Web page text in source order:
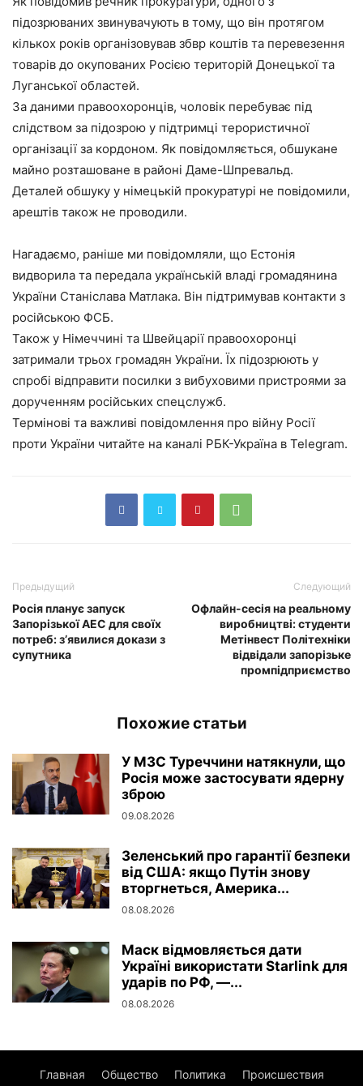
підозрюваних звинувачують в тому, що він протягом
кількох років організовував збвр коштів та перевезення
товарів до окупованих Росією територій Донецької та
Луганської областей.
За даними правоохоронців, чоловік перебуває під
слідством за підозрою у підтримці терористичної
організації за кордоном. Як повідомляється, обшукане
майно розташоване в районі Даме-Шпревальд.
Деталей обшуку у німецькій прокуратурі не повідомили,
арештів також не проводили.
Нагадаємо, раніше ми повідомляли, що Естонія
видворила та передала українській владі громадянина
України Станіслава Матлака. Він підтримував контакти з
російською ФСБ.
Також у Німеччині та Швейцарії правоохоронці
затримали трьох громадян України. Їх підозрюють у
спробі відправити посилки з вибуховими пристроями за
дорученням російських спецслужб.
Термінові та важливі повідомлення про війну Росії
проти України читайте на каналі РБК-Україна в Telegram.
Предыдущий
Росія планує запуск
Запорізької АЕС для своїх
потреб: з’явилися докази з
супутника
Следующий
Офлайн-сесія на реальному
виробництві: студенти
Метінвест Політехніки
відвідали запорізьке
промпідприємство
Похожие статьи
У МЗС Туреччини натякнули, що
Росія може застосувати ядерну
зброю
09.08.2026
Зеленський про гарантії безпеки
від США: якщо Путін знову
вторгнеться, Америка...
08.08.2026
Маск відмовляється дати
Україні використати Starlink для
ударів по РФ, —...
08.08.2026
Главная Общество Политика Происшествия